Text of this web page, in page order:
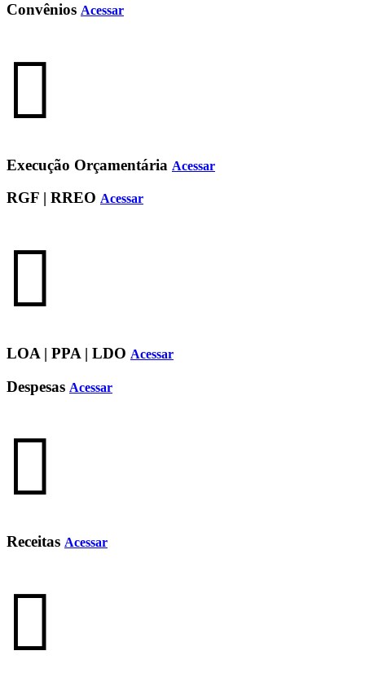
Convênios Acessar
Execução Orçamentária Acessar
RGF | RREO Acessar
LOA | PPA | LDO Acessar
Despesas Acessar
Receitas Acessar